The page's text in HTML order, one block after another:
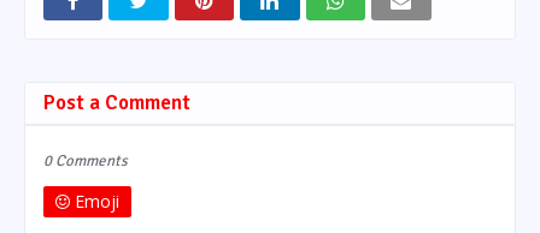
Post a Comment
0 Comments
Emoji